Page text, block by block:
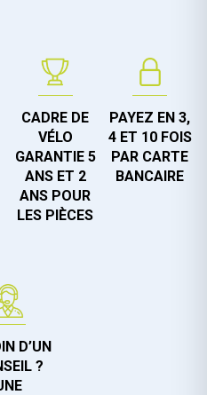
CADRE DE
VÉLO
GARANTIE 5
ANS ET 2
ANS POUR
LES PIÈCES
PAYEZ EN 3,
4 ET 10 FOIS
PAR CARTE
BANCAIRE
D’UN
?